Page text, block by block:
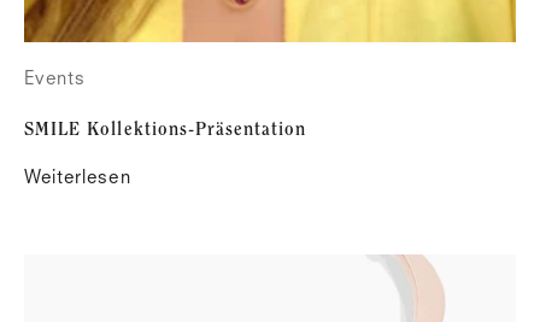
Events
SMILE Kollektions-Präsentation
Weiterlesen